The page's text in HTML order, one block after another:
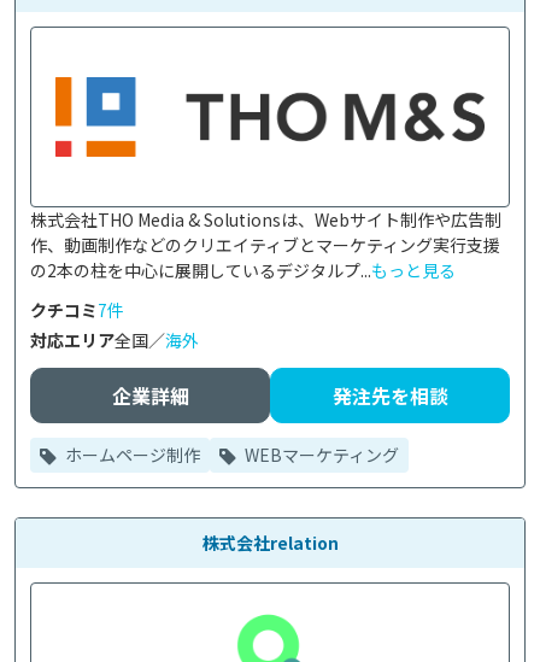
株式会社THO Media & Solutionsは、Webサイト制作や広告制
作、動画制作などのクリエイティブとマーケティング実行支援
の2本の柱を中心に展開しているデジタルプ...もっと見る
クチコミ7件
対応エリア全国／海外
企業詳細 発注先を相談
ホームページ制作 WEBマーケティング
株式会社relation